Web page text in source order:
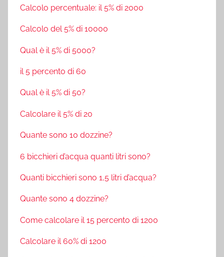
Calcolo percentuale: il 5% di 2000
Calcolo del 5% di 10000
Qual è il 5% di 5000?
il 5 percento di 60
Qual è il 5% di 50?
Calcolare il 5% di 20
Quante sono 10 dozzine?
6 bicchieri d’acqua quanti litri sono?
Quanti bicchieri sono 1,5 litri d’acqua?
Quante sono 4 dozzine?
Come calcolare il 15 percento di 1200
Calcolare il 60% di 1200